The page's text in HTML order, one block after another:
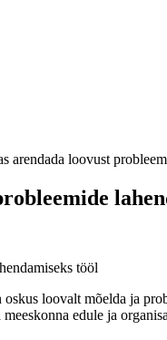
arendada loovust
oskus loovalt mõelda ja
edule ja